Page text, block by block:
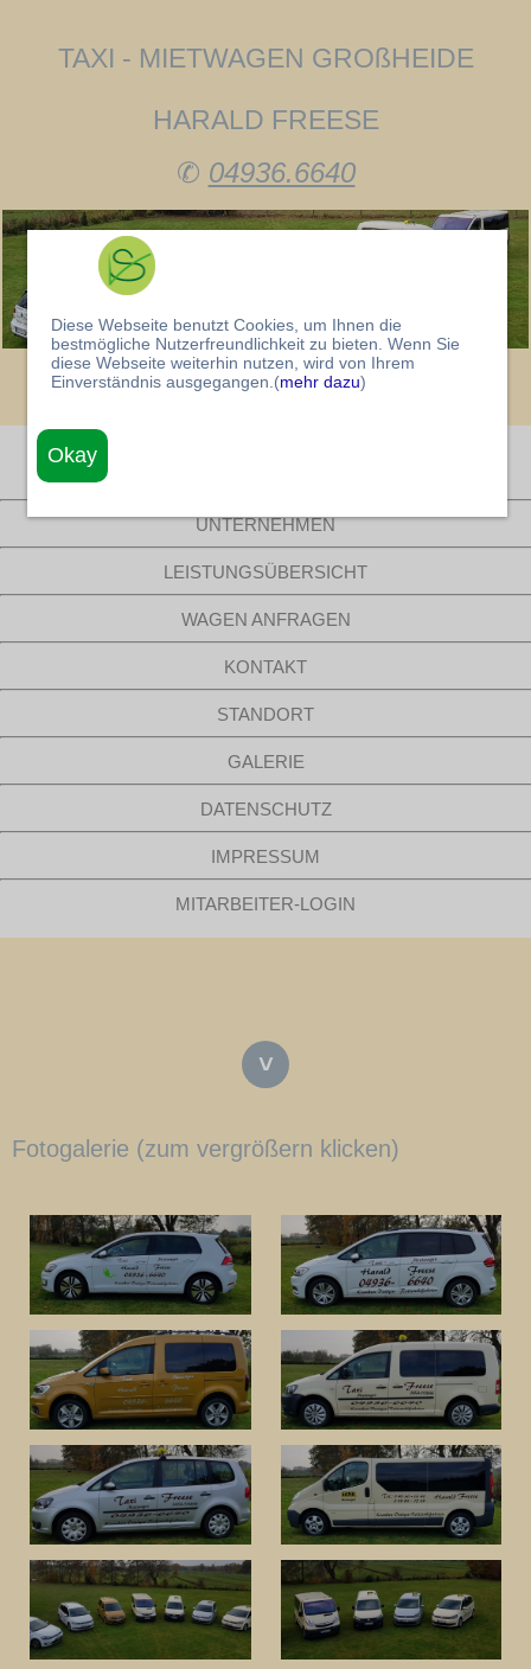
Diese Webseite benutzt Cookies, um Ihnen die
bestmögliche Nutzerfreundlichkeit zu bieten. Wenn Sie
diese Webseite weiterhin nutzen, wird von Ihrem
Einverständnis ausgegangen.(mehr dazu)
Okay
TAXI - MIETWAGEN GROßHEIDE
HARALD FREESE
✆ 04936.6640
UNTERNEHMEN
LEISTUNGSÜBERSICHT
WAGEN ANFRAGEN
KONTAKT
STANDORT
GALERIE
DATENSCHUTZ
IMPRESSUM
MITARBEITER-LOGIN
˅
Fotogalerie (zum vergrößern klicken)